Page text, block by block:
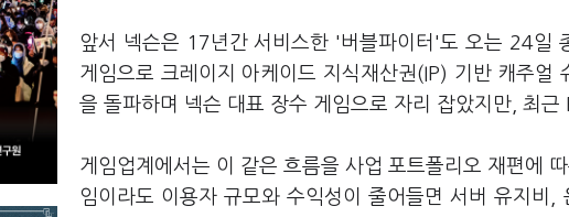
앞서 넥슨은 17년간 서비스한 '버블파이터'도 오는 24일
게임으로 크레이지 아케이드 지식재산권(IP) 기반 캐주
을 돌파하며 넥슨 대표 장수 게임으로 자리 잡았지만, 최
게임업계에서는 이 같은 흐름을 사업 포트폴리오 재편에
임이라도 이용자 규모와 수익성이 줄어들면 서버 유지비